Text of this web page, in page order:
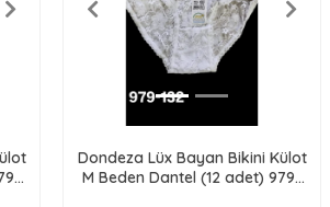
Dondeza Lüx Bayan Bikini Külot
M Beden Dantel (12 adet) 979-